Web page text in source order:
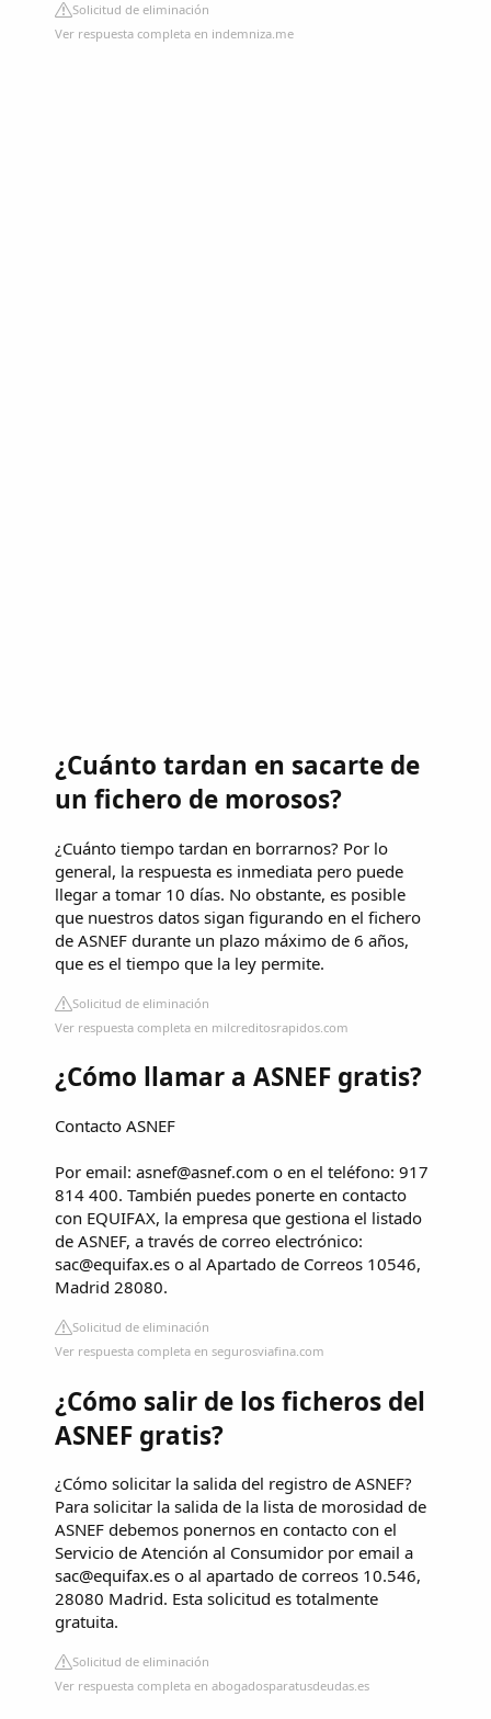
Solicitud de eliminación
Ver respuesta completa en indemniza.me
¿Cuánto tardan en sacarte de
un fichero de morosos?
¿Cuánto tiempo tardan en borrarnos? Por lo
general, la respuesta es inmediata pero puede
llegar a tomar 10 días. No obstante, es posible
que nuestros datos sigan figurando en el fichero
de ASNEF durante un plazo máximo de 6 años,
que es el tiempo que la ley permite.
Solicitud de eliminación
Ver respuesta completa en milcreditosrapidos.com
¿Cómo llamar a ASNEF gratis?
Contacto ASNEF
Por email: asnef@asnef.com o en el teléfono: 917
814 400. También puedes ponerte en contacto
con EQUIFAX, la empresa que gestiona el listado
de ASNEF, a través de correo electrónico:
sac@equifax.es o al Apartado de Correos 10546,
Madrid 28080.
Solicitud de eliminación
Ver respuesta completa en segurosviafina.com
¿Cómo salir de los ficheros del
ASNEF gratis?
¿Cómo solicitar la salida del registro de ASNEF?
Para solicitar la salida de la lista de morosidad de
ASNEF debemos ponernos en contacto con el
Servicio de Atención al Consumidor por email a
sac@equifax.es o al apartado de correos 10.546,
28080 Madrid. Esta solicitud es totalmente
gratuita.
Solicitud de eliminación
Ver respuesta completa en abogadosparatusdeudas.es